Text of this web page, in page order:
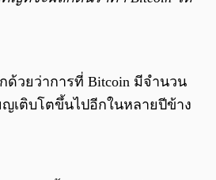
ด้วยว่าการที่ Bitcoin มีจำนวน
เติบโตขึ้นไปอีกในหลายปีข้าง